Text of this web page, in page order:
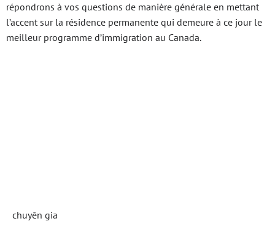
répondrons à vos questions de manière générale en mettant
l’accent sur la résidence permanente qui demeure à ce jour le
meilleur programme d’immigration au Canada.
chuyên gia